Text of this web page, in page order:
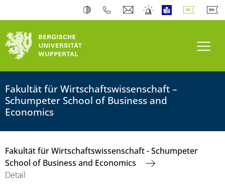
Fakultät für Wirtschaftswissenschaft –
Schumpeter School of Business and
Economics
Fakultät für Wirtschaftswissenschaft - Schumpeter
School of Business and Economics
Detail